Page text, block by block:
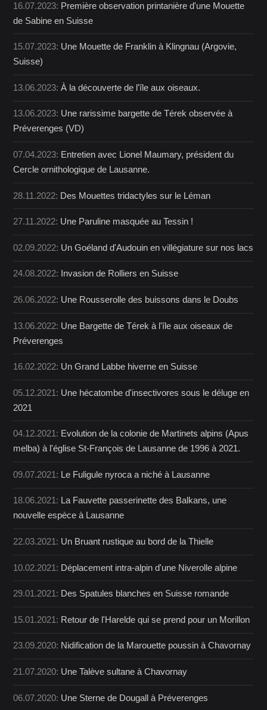
16.07.2023: Première observation printanière d'une Mouette
de Sabine en Suisse
15.07.2023: Une Mouette de Franklin à Klingnau (Argovie,
Suisse)
13.06.2023:À la découverte de l'île aux oiseaux.
13.06.2023: Une rarissime bargette de Térek observée à
Préverenges (VD)
07.04.2023: Entretien avec Lionel Maumary, président du
Cercle ornithologique de Lausanne.
28.11.2022: Des Mouettes tridactyles sur le Léman
27.11.2022: Une Paruline masquée au Tessin !
02.09.2022: Un Goéland d'Audouin en villégiature sur nos lacs
24.08.2022: Invasion de Rolliers en Suisse
26.06.2022: Une Rousserolle des buissons dans le Doubs
13.06.2022: Une Bargette de Térek à l'île aux oiseaux de
Préverenges
16.02.2022: Un Grand Labbe hiverne en Suisse
05.12.2021: Une hécatombe d'insectivores sous le déluge en
2021
04.12.2021: Evolution de la colonie de Martinets alpins (Apus
melba) à l'église St-François de Lausanne de 1996 à 2021.
09.07.2021: Le Fuligule nyroca a niché à Lausanne
18.06.2021: La Fauvette passerinette des Balkans, une
nouvelle espèce à Lausanne
22.03.2021: Un Bruant rustique au bord de la Thielle
10.02.2021: Déplacement intra-alpin d'une Niverolle alpine
29.01.2021: Des Spatules blanches en Suisse romande
15.01.2021: Retour de l'Harelde qui se prend pour un Morillon
23.09.2020: Nidification de la Marouette poussin à Chavornay
21.07.2020: Une Talève sultane à Chavornay
06.07.2020: Une Sterne de Dougall à Préverenges